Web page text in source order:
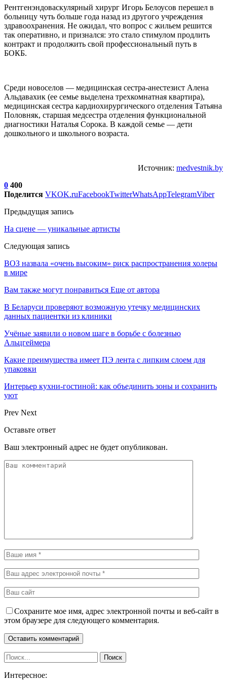
Рентгенэндоваскулярный хирург Игорь Белоусов перешел в
больницу чуть больше года назад из другого учреждения
здравоохранения. Не ожидал, что вопрос с жильем решится
так оперативно, и признался: это стало стимулом продлить
контракт и продолжить свой профессиональный путь в
БОКБ.
Среди новоселов — медицинская сестра-анестезист Алена
Альдавахик (ее семье выделена трехкомнатная квартира),
медицинская сестра кардиохирургического отделения Татьяна
Половняк, старшая медсестра отделения функциональной
диагностики Наталья Сорока. В каждой семье — дети
дошкольного и школьного возраста.
Источник: medvestnik.by
0 400
Поделится VKOK.ruFacebookTwitterWhatsAppTelegramViber
Предыдущая запись
На сцене — уникальные артисты
Следующая запись
ВОЗ назвала «очень высоким» риск распространения холеры
в мире
Вам также могут понравиться Еще от автора
В Беларуси проверяют возможную утечку медицинских
данных пациентки из клиники
Учёные заявили о новом шаге в борьбе с болезнью
Альцгеймера
Какие преимущества имеет ПЭ лента с липким слоем для
упаковки
Интерьер кухни-гостиной: как объединить зоны и сохранить
уют
Prev Next
Оставьте ответ
Ваш электронный адрес не будет опубликован.
Сохраните мое имя, адрес электронной почты и веб-сайт в
этом браузере для следующего комментария.
Интересное: